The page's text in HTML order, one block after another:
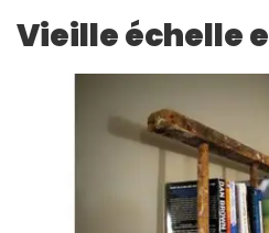
Vieille échelle